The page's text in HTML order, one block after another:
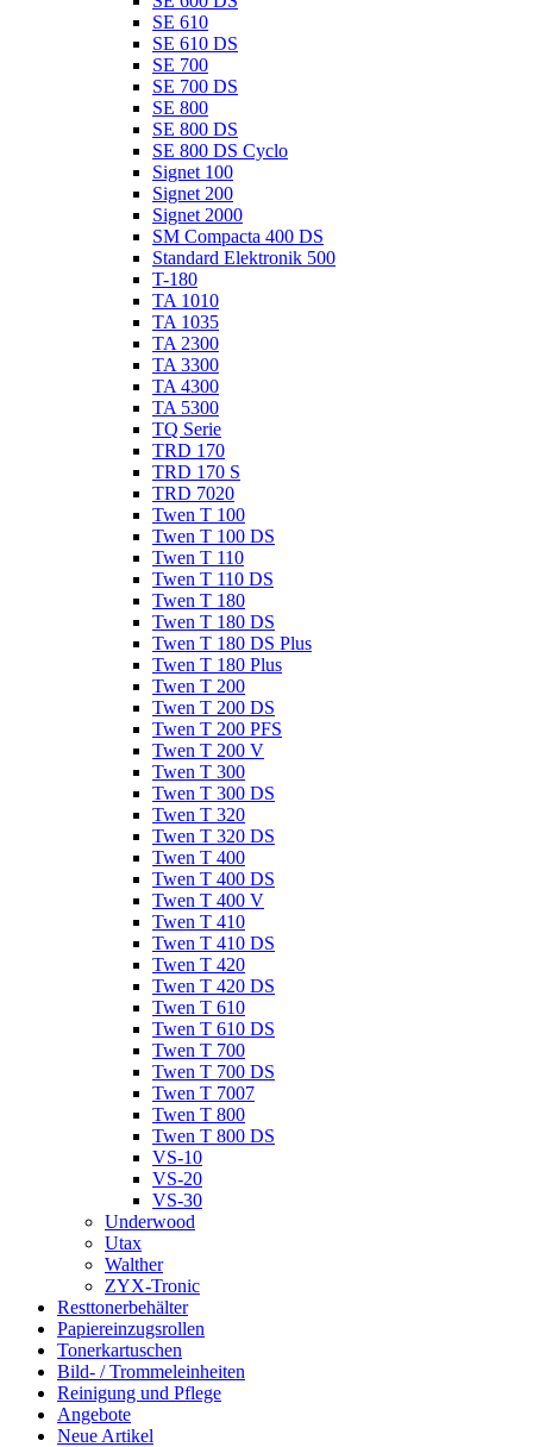
SE 610
SE 610 DS
SE 700
SE 700 DS
SE 800
SE 800 DS
SE 800 DS Cyclo
Signet 100
Signet 200
Signet 2000
SM Compacta 400 DS
Standard Elektronik 500
T-180
TA 1010
TA 1035
TA 2300
TA 3300
TA 4300
TA 5300
TQ Serie
TRD 170
TRD 170 S
TRD 7020
Twen T 100
Twen T 100 DS
Twen T 110
Twen T 110 DS
Twen T 180
Twen T 180 DS
Twen T 180 DS Plus
Twen T 180 Plus
Twen T 200
Twen T 200 DS
Twen T 200 PFS
Twen T 200 V
Twen T 300
Twen T 300 DS
Twen T 320
Twen T 320 DS
Twen T 400
Twen T 400 DS
Twen T 400 V
Twen T 410
Twen T 410 DS
Twen T 420
Twen T 420 DS
Twen T 610
Twen T 610 DS
Twen T 700
Twen T 700 DS
Twen T 7007
Twen T 800
Twen T 800 DS
VS-10
VS-20
VS-30
Underwood
Utax
Walther
ZYX-Tronic
Resttonerbehälter
Papiereinzugsrollen
Tonerkartuschen
Bild- / Trommeleinheiten
Reinigung und Pflege
Angebote
Neue Artikel